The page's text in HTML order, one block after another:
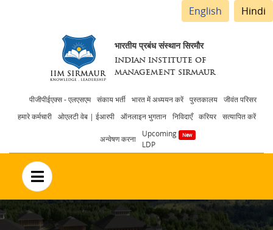
English Hindi
भारतीय प्रबंध संस्थान सिरमौर
INDIAN INSTITUTE OF
MANAGEMENT SIRMAUR
Header
menu
पीजीपीईएक्स - एलएसएम संकाय भर्ती भारत में अध्ययन करें पुस्तकालय
जीवंत परिसर
हमारे कर्मचारी
ओएलटी वेब | ईआरपी ऑनलाइन भुगतान निविदाएँ करियर सत्यापित करें
अन्वेषण करना
Upcoming
LDP
no text